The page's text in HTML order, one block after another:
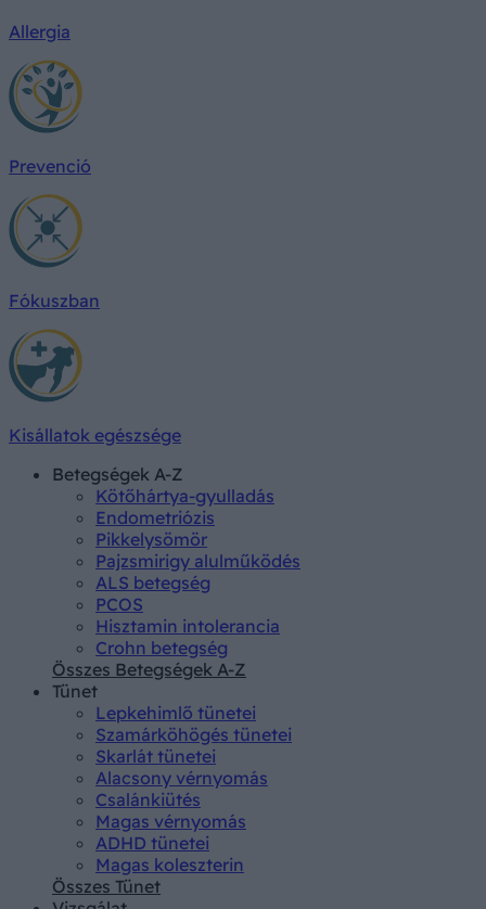
Allergia
Prevenció
Fókuszban
Kisállatok egészsége
Betegségek A-Z
Kötőhártya-gyulladás
Endometriózis
Pikkelysömör
Pajzsmirigy alulműködés
ALS betegség
PCOS
Hisztamin intolerancia
Crohn betegség
Összes Betegségek A-Z
Tünet
Lepkehimlő tünetei
Szamárköhögés tünetei
Skarlát tünetei
Alacsony vérnyomás
Csalánkiütés
Magas vérnyomás
ADHD tünetei
Magas koleszterin
Összes Tünet